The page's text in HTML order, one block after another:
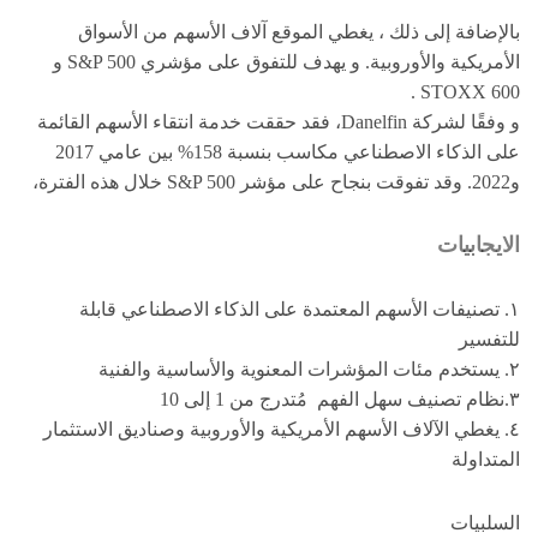
بالإضافة إلى ذلك ، يغطي الموقع آلاف الأسهم من الأسواق
الأمريكية والأوروبية. و يهدف للتفوق على مؤشري S&P 500 و
STOXX 600 .
و وفقًا لشركة Danelfin، فقد حققت خدمة انتقاء الأسهم القائمة
على الذكاء الاصطناعي مكاسب بنسبة 158% بين عامي 2017
و2022. وقد تفوقت بنجاح على مؤشر S&P 500 خلال هذه الفترة،
الايجابيات
١. تصنيفات الأسهم المعتمدة على الذكاء الاصطناعي قابلة
للتفسير
٢. يستخدم مئات المؤشرات المعنوية والأساسية والفنية
٣.نظام تصنيف سهل الفهم مُتدرج من 1 إلى 10
٤. يغطي الآلاف الأسهم الأمريكية والأوروبية وصناديق الاستثمار
المتداولة
السلبيات